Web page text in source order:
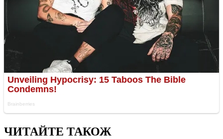
ЧИТАЙТЕ ТАКОЖ